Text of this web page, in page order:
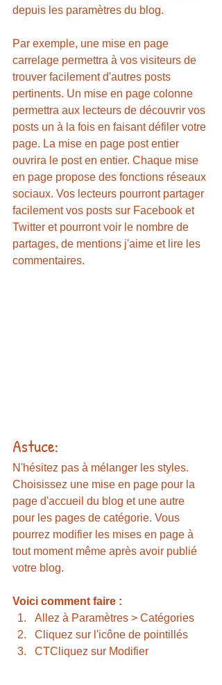
depuis les paramètres du blog.
Par exemple, une mise en page
carrelage permettra à vos visiteurs de
trouver facilement d'autres posts
pertinents. Un mise en page colonne
permettra aux lecteurs de découvrir vos
posts un à la fois en faisant défiler votre
page. La mise en page post entier
ouvrira le post en entier. Chaque mise
en page propose des fonctions réseaux
sociaux. Vos lecteurs pourront partager
facilement vos posts sur Facebook et
Twitter et pourront voir le nombre de
partages, de mentions j'aime et lire les
commentaires.
Astuce:
N'hésitez pas à mélanger les styles.
Choisissez une mise en page pour la
page d'accueil du blog et une autre
pour les pages de catégorie. Vous
pourrez modifier les mises en page à
tout moment même après avoir publié
votre blog.
Voici comment faire :
Allez à Paramètres > Catégories
Cliquez sur l'icône de pointillés
CTCliquez sur Modifier